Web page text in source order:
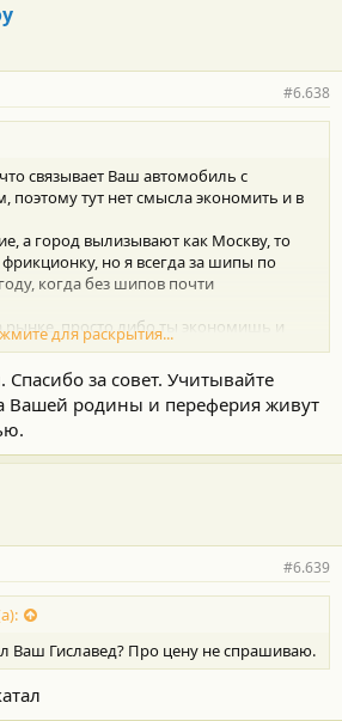
#6.638
связывает Ваш автомобиль с
тут нет смысла экономить и в
а город вылизывают как Москву, то
но я всегда за шипы по
когда без шипов почти
рынке, просто либо ты экономишь и
покупаешь себе безопасность
авторитет по зимней резине,
будет точно лучше всего
Ikon Tyres 245/55R19 107R XL
? Тут уж точно нет разницы по
розница, ну не сильно выше
и есть разные площадки с дисконтом
для раскрытия...
за совет. Учитывайте
Вашей родины и переферия живут
#6.639
Ваш Гиславед? Про цену не спрашиваю.